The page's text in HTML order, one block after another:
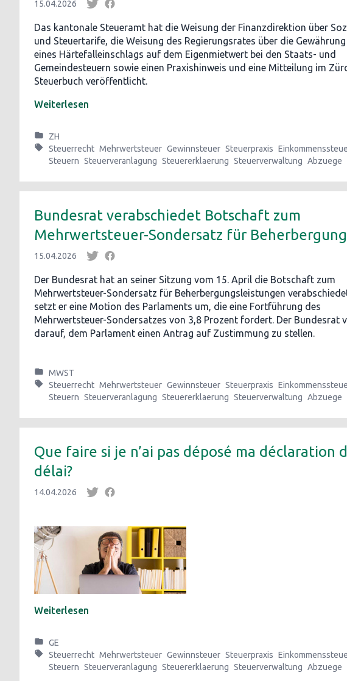
15.04.2026
Das kantonale Steueramt hat die Weisung der Finanzdirektion über
und Steuertarife, die Weisung des Regierungsrates über die Gewährung
eines Härtefalleinschlags auf dem Eigenmietwert bei den Staats- und
Gemeindesteuern sowie einen Praxishinweis und eine Mitteilung im
Steuerbuch veröffentlicht.
Weiterlesen
ZH
Steuerrecht Mehrwertsteuer Gewinnsteuer Steuerpraxis
Steuern Steuerveranlagung Steuererklaerung Steuerverwaltung Abzuege
Bundesrat verabschiedet Botschaft zum
Mehrwertsteuer-Sondersatz für
15.04.2026
Der Bundesrat hat an seiner Sitzung vom 15. April die Botschaft zum
Mehrwertsteuer-Sondersatz für Beherbergungsleistungen
setzt er eine Motion des Parlaments um, die eine Fortführung des
Mehrwertsteuer-Sondersatzes von 3,8 Prozent fordert. Der Bundesrat
darauf, dem Parlament einen Antrag auf Zustimmung zu stellen.
MWST
Steuerrecht Mehrwertsteuer Gewinnsteuer Steuerpraxis
Steuern Steuerveranlagung Steuererklaerung Steuerverwaltung Abzuege
Que faire si je n’ai pas déposé ma déclaration
délai?
14.04.2026
Weiterlesen
GE
Steuerrecht Mehrwertsteuer Gewinnsteuer Steuerpraxis
Steuern Steuerveranlagung Steuererklaerung Steuerverwaltung Abzuege